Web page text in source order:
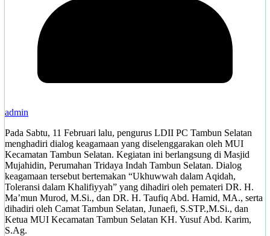
admin
Pada Sabtu, 11 Februari lalu, pengurus LDII PC Tambun Selatan
menghadiri dialog keagamaan yang diselenggarakan oleh MUI
Kecamatan Tambun Selatan. Kegiatan ini berlangsung di Masjid
Mujahidin, Perumahan Tridaya Indah Tambun Selatan. Dialog
keagamaan tersebut bertemakan “Ukhuwwah dalam Aqidah,
Toleransi dalam Khalifiyyah” yang dihadiri oleh pemateri DR. H.
Ma’mun Murod, M.Si., dan DR. H. Taufiq Abd. Hamid, MA., serta
dihadiri oleh Camat Tambun Selatan, Junaefi, S.STP.,M.Si., dan
Ketua MUI Kecamatan Tambun Selatan KH. Yusuf Abd. Karim,
S.Ag.